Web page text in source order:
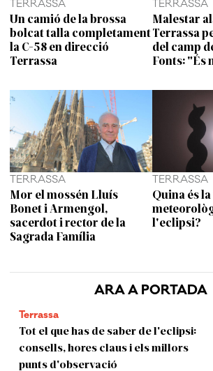
ARA A PORTADA
Terrassa
Tot el que has de saber de l'eclipsi:
consells, hores claus i els millors
punts d'observació
TERRASSA
Un camió de la brossa
bolcat talla completament
la C-58 en direcció
Terrassa
TERRASSA
Malestar
Terrassa
del camp
Fonts: "És
TERRASSA
Mor el mossén Lluís
Bonet i Armengol,
sacerdot i rector de la
Sagrada Família
TERRASSA
Quina és
l'eclipsi?